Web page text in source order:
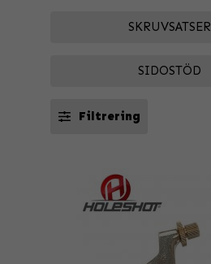
SKRUVSATSER
SIDOSTÖD
Filtrering